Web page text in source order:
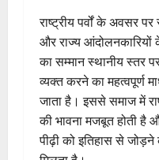
राष्ट्रीय पर्वों के अवसर पर
और राज्य आंदोलनकारियों
का सम्मान स्थानीय स्तर
व्यक्त करने का महत्वपूर्ण
जाता है। इससे समाज में
की भावना मजबूत होती है
पीढ़ी को इतिहास से